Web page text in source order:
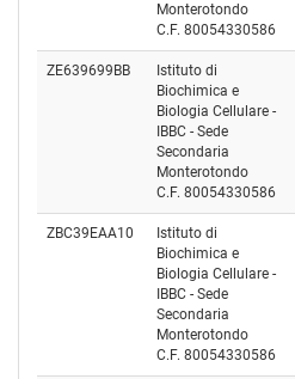
Monterotondo
C.F. 80054330586
ZE639699BB
Istituto di
Biochimica e
Biologia Cellulare -
IBBC - Sede
Secondaria
Monterotondo
C.F. 80054330586
ZBC39EAA10
Istituto di
Biochimica e
Biologia Cellulare -
IBBC - Sede
Secondaria
Monterotondo
C.F. 80054330586